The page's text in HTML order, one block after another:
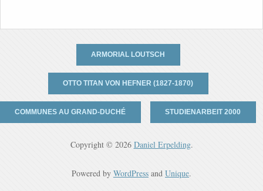
ARMORIAL LOUTSCH
OTTO TITAN VON HEFNER (1827-1870)
COMMUNES AU GRAND-DUCHÉ STUDIENARBEIT 2000
Copyright © 2026 Daniel Erpelding.
Powered by WordPress and Unique.